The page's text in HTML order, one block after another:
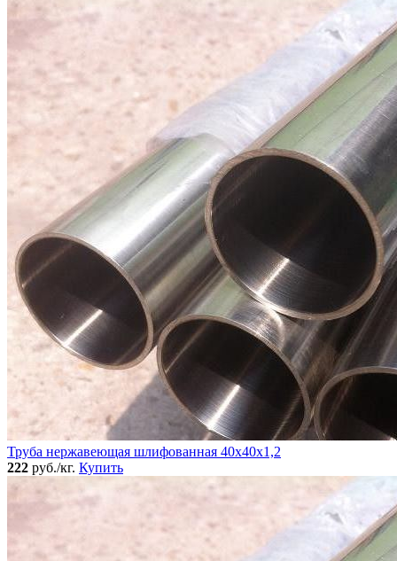
Труба нержавеющая шлифованная 40х40х1,2
222 руб./кг. Купить